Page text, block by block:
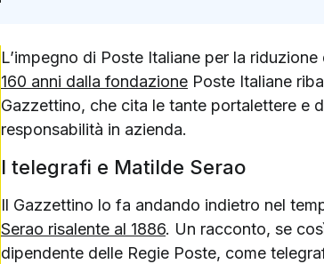
L’impegno di Poste Italiane per la
160 anni dalla fondazione Poste Italiane
Gazzettino, che cita le tante portalettere e
responsabilità in azienda.
I telegrafi e Matilde Serao
Il Gazzettino lo fa andando indietro nel
Serao risalente al 1886. Un racconto, se
dipendente delle Regie Poste, come